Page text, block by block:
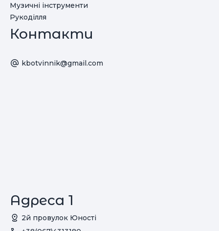
Музичні інструменти
Рукоділля
Контакти
kbotvinnik@gmail.com
Адреса 1
2й провулок Юності